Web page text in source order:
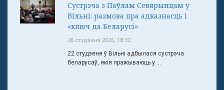
Сустрэча з Паўлам Севярынцам у
Вільні: размова пра адказнасць і
«ключ да Беларусі»
26 студзеня 2026, 18:32
22 студзеня ў Вільні адбылася сустрэча
беларусаў, якія пражываюць у ...